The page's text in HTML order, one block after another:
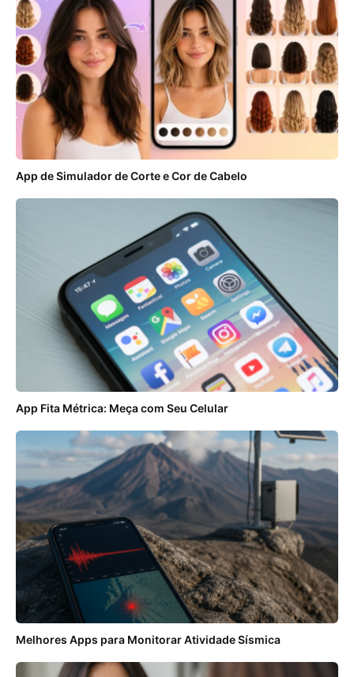
App de Simulador de Corte e Cor de Cabelo
App Fita Métrica: Meça com Seu Celular
Melhores Apps para Monitorar Atividade Sísmica